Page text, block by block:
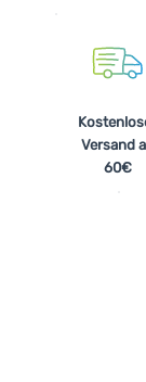
Versand
60€